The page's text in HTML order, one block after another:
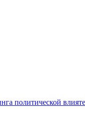
политической